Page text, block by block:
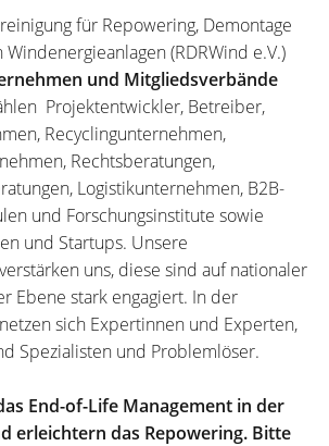
für Repowering, Demontage
(RDRWind e.V.)
und Mitgliedsverbände
Projektentwickler, Betreiber,
Recyclingunternehmen,
Rechtsberatungen,
Logistikunternehmen, B2B-
und Forschungsinstitute sowie
und Startups. Unsere
uns, diese sind auf nationaler
Ebene stark engagiert. In der
sich Expertinnen und Experten,
Spezialisten und Problemlöser.
End-of-Life Management in der
erleichtern das Repowering. Bitte